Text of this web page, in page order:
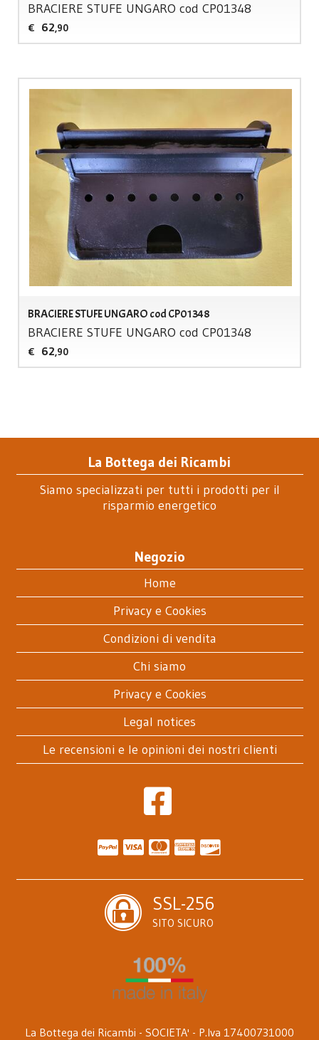
BRACIERE STUFE UNGARO cod CP01348
€ 62,90
BRACIERE STUFE UNGARO cod CP01348
BRACIERE STUFE UNGARO cod CP01348
€ 62,90
La Bottega dei Ricambi
Siamo specializzati per tutti i prodotti per il
risparmio energetico
Negozio
Home
Privacy e Cookies
Condizioni di vendita
Chi siamo
Privacy e Cookies
Legal notices
Le recensioni e le opinioni dei nostri clienti
SSL-256
SITO SICURO
La Bottega dei Ricambi - SOCIETA' - P.Iva 17400731000